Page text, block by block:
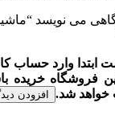
می نویسد
ابتدا وارد حساب
فروشگاه خریده
خواهد شد.
افزودن